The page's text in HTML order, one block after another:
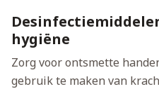
hygiëne
Zorg voor ontsmette
gebruik te maken van